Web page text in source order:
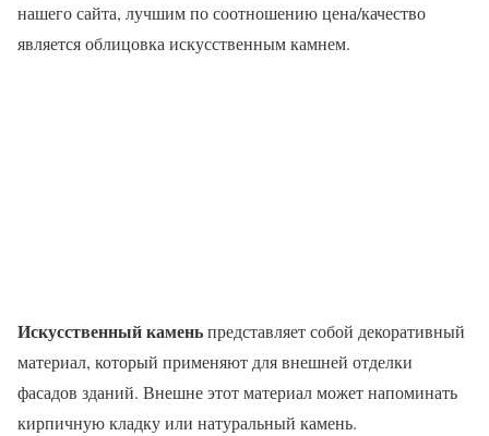
нашего сайта, лучшим по соотношению цена/качество
является облицовка искусственным камнем.
Искусственный каменьпредставляет собой декоративный
материал, который применяют для внешней отделки
фасадов зданий. Внешне этот материал может напоминать
кирпичную кладку или натуральный камень.